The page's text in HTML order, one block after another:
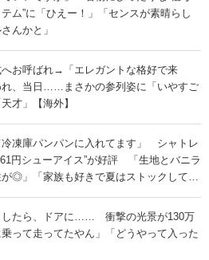
ム”に「ひえー！」「センスが素晴らし
んかと」
お呼ばれ→「エレガントな格好で来
れ、当日……まさかの参列姿に「いやすご
才」【海外】
冷凍庫パンパンに入れてます」 シャトレ
61円シューアイス”が好評 「生地とバニラ
◎」「家族も好きで夏はストックして
したら、ドアに…… 衝撃の光景が130万
って走ってたやん」「どうやって入った